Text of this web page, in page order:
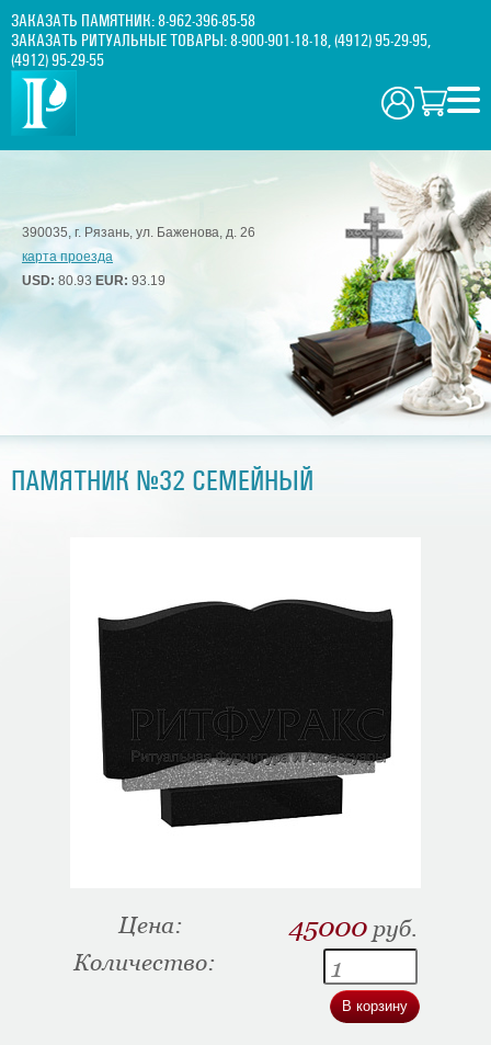
ЗАКАЗАТЬ ПАМЯТНИК:8-962-396-85-58
ЗАКАЗАТЬ РИТУАЛЬНЫЕ ТОВАРЫ:8-900-901-18-18,(4912) 95-29-95,
(4912) 95-29-55
390035, г. Рязань, ул. Баженова, д. 26
карта проезда
USD: 80.93 EUR: 93.19
ПАМЯТНИК №32 СЕМЕЙНЫЙ
Цена: 45000 руб.
Количество: